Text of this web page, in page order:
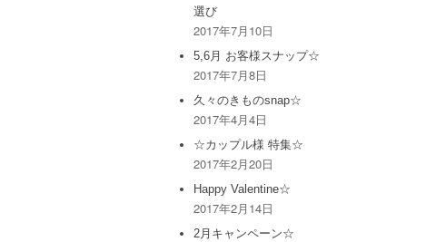
選び
2017年7月10日
5,6月 お客様スナップ☆
2017年7月8日
久々のきものsnap☆
2017年4月4日
☆カップル様 特集☆
2017年2月20日
Happy Valentine☆
2017年2月14日
2月キャンペーン☆